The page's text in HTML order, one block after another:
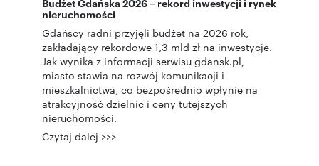
nieruchomości
Gdańscy radni przyjęli budżet na 2026 rok,
zakładający rekordowe 1,3 mld zł na inwestycje.
Jak wynika z informacji serwisu gdansk.pl,
miasto stawia na rozwój komunikacji i
mieszkalnictwa, co bezpośrednio wpłynie na
atrakcyjność dzielnic i ceny tutejszych
nieruchomości.
Czytaj dalej >>>